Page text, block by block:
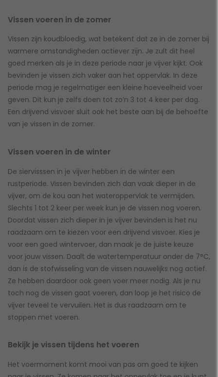
Vissen voeren in de zomer
Vissen zijn koudbloedig, wat betekent dat ze in de zomer bij
warmere omstandigheden actiever zijn. Je zult dit heel
goed merken als je in deze periode naar je vijver kijkt. Ook
bevinden je vissen zich vaker aan het oppervlak. In deze
periode mag je regelmatiger een kleine hoeveelheid voer
geven. Dit kun je zelfs doen tot zo’n 3 tot 4 keer per dag.
Een drijvend visvoer sluit ook het beste aan bij de behoefte
van je vissen in de zomer.
Vissen voeren in de winter
De siervisssen in je vijver hebben in de winter een
rustperiode. Vissen bevinden zich dan vaak dieper in de
vijver, om de kou aan het wateroppervlak te vermijden.
Slechts 1 tot 2 keer per week kun je de vissen nog voeren.
Doordat vissen zich dieper in je vijver bevinden is het nu
raadzaam om te kiezen voor een drijvend visvoer. Kies je
voor een goed wintervoer, dan maak je de juiste keuze
voor jouw vissen. Daalt de watertemperatuur onder de 7°C,
dan is de stofwisseling van de vissen nauwelijks nog actief.
Ze hebben daardoor ook geen voer meer nodig. Als je nu
toch nog de vissen gaat voeren, dan loop je het risico de
vijver teveel te vervuilen. Het is dus raadzaam om te
stoppen met voeren.
Bekijk je vissen tijdens het voeren
Het voermoment komt mooi van pas om goed te kijken